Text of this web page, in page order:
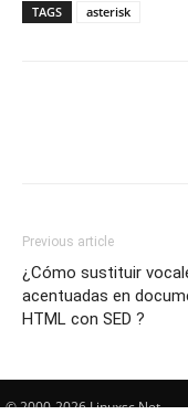
TAGS asterisk
Previous article
¿Cómo sustituir
acentuadas en
HTML con SED ?
© 2000-2026 Linuxsc.Net.